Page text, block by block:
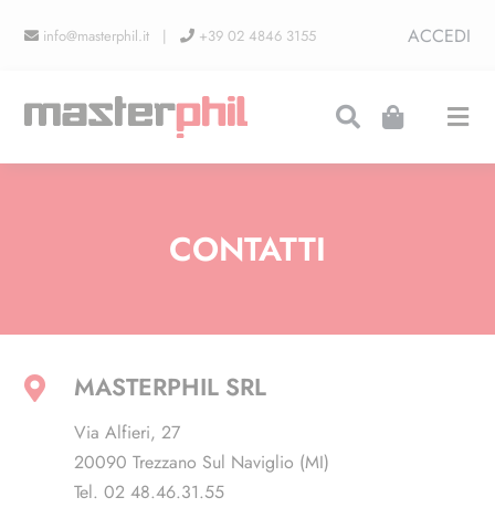
info@masterphil.it | +39 02 4846 3155 ACCEDI
FIERE
CONTATTI
CONTATTI
MASTERPHIL SRL
Via Alfieri, 27
20090 Trezzano Sul Naviglio (MI)
Tel. 02 48.46.31.55